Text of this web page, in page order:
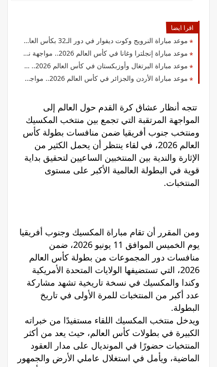
اقرا ايضا
موعد مباراة النرويج وكوت ديفوار في دور الـ32 بكأس العالم 2026.. صدام قوي لحجز بطاقة التأهل
موعد مباراة إنجلترا وغانا في كأس العالم 2026.. مواجهة نارية في الجولة الثانية
موعد مباراة البرتغال وأوزبكستان في كأس العالم 2026.. صدام قوي في الجولة الثانية
موعد مباراة الأردن والجزائر في كأس العالم 2026.. مواجهة عربية مرتقبة لحسم الصراع
تتجه أنظار عشاق كرة القدم حول العالم إلى
المواجهة المرتقبة التي تجمع بين منتخب المكسيك
ومنتخب جنوب أفريقيا ضمن منافسات بطولة كأس
العالم 2026، في لقاء ينتظر أن يحمل الكثير من
الإثارة والندية بين المنتخبين الساعيين لتحقيق بداية
قوية في البطولة العالمية الأكبر على مستوى
المنتخبات.
ومن المقرر أن تقام مباراة المكسيك وجنوب أفريقيا
يوم الخميس الموافق 11 يونيو 2026، ضمن
منافسات دور المجموعات من بطولة كأس العالم
2026، التي تستضيفها الولايات المتحدة الأمريكية
وكندا والمكسيك في نسخة تاريخية تشهد مشاركة
عدد أكبر من المنتخبات للمرة الأولى في تاريخ
البطولة.
ويدخل منتخب المكسيك اللقاء مستفيدًا من خبراته
الكبيرة في بطولات كأس العالم، حيث يعد من أكثر
المنتخبات حضورًا في المونديال على مدار العقود
الماضية، ويأمل في استغلال عاملي الأرض والجمهور